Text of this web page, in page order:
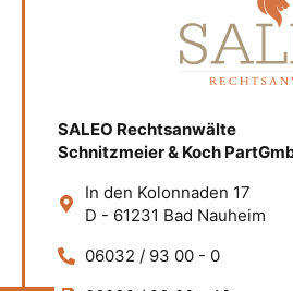
SALEO Rechtsanwälte
Schnitzmeier & Koch
In den Kolonnaden 17
D - 61231 Bad Nauheim
06032 / 93 00 - 0